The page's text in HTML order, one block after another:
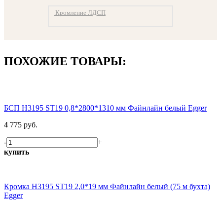
Кромление ЛДСП
ПОХОЖИЕ ТОВАРЫ:
БСП H3195 ST19 0,8*2800*1310 мм Файнлайн белый Egger
4 775 руб.
-
+
купить
Кромка H3195 ST19 2,0*19 мм Файнлайн белый (75 м бухта)
Egger